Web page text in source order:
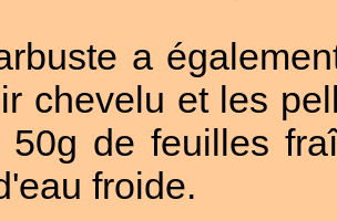
a
chevelu et les
50g de feuilles
froide.